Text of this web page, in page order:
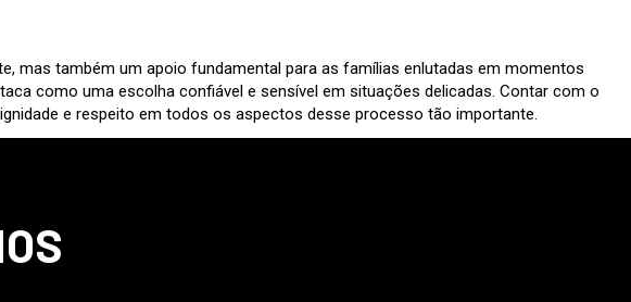
mas também um apoio fundamental para as famílias enlutadas em momentos
como uma escolha confiável e sensível em situações delicadas. Contar com o
e respeito em todos os aspectos desse processo tão importante.